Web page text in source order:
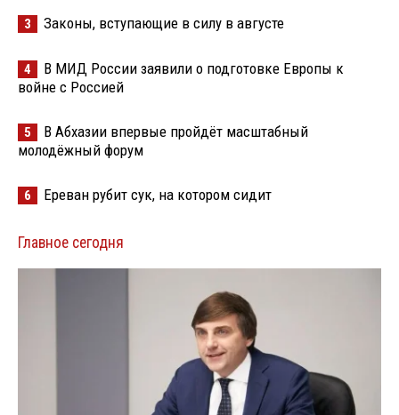
3 Законы, вступающие в силу в августе
4
В МИД России заявили о подготовке Европы к
войне с Россией
5
В Абхазии впервые пройдёт масштабный
молодёжный форум
6 Ереван рубит сук, на котором сидит
Главное сегодня